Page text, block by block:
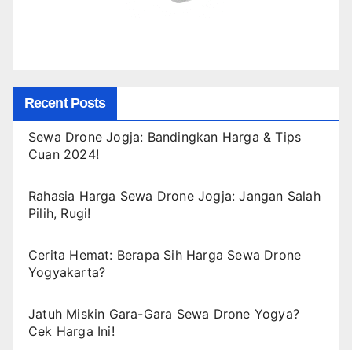
Recent Posts
Sewa Drone Jogja: Bandingkan Harga & Tips
Cuan 2024!
Rahasia Harga Sewa Drone Jogja: Jangan Salah
Pilih, Rugi!
Cerita Hemat: Berapa Sih Harga Sewa Drone
Yogyakarta?
Jatuh Miskin Gara-Gara Sewa Drone Yogya?
Cek Harga Ini!